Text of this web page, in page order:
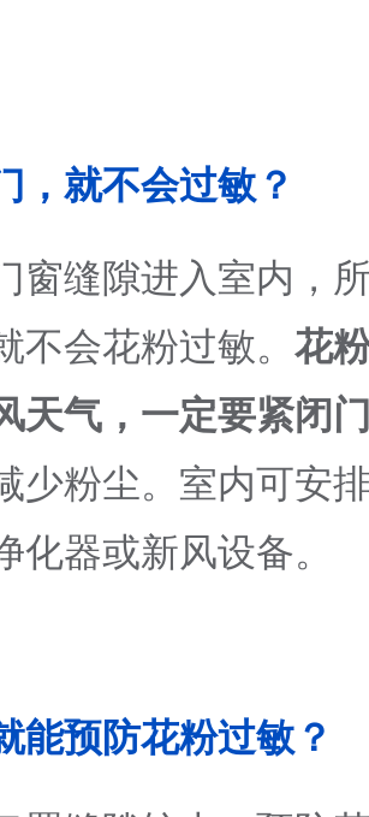
，就不会过敏？
窗缝隙进入室内，
会花粉过敏。 花
天气，一定要紧闭
少粉尘。室内可安
器或新风设备。
能预防花粉过敏？